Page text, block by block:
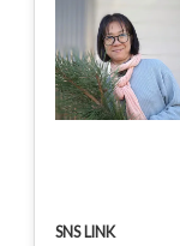
SNS LINK